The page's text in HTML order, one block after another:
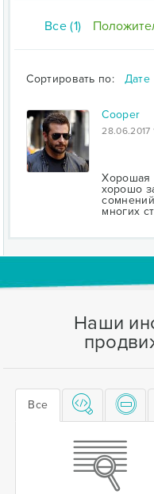
Все (1)
Сортировать по: Дате
Cooper
28.06.2017
Хорошая
хорошо
многих
Наши
Все